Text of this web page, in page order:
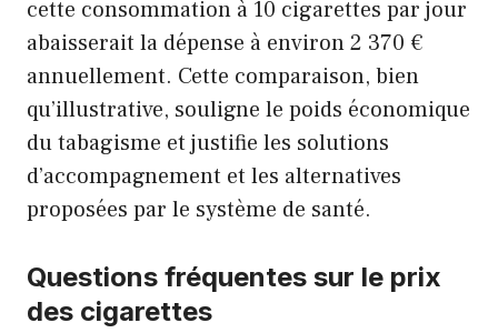
cette consommation à 10 cigarettes par jour
abaisserait la dépense à environ 2 370 €
annuellement. Cette comparaison, bien
qu’illustrative, souligne le poids économique
du tabagisme et justifie les solutions
d’accompagnement et les alternatives
proposées par le système de santé.
Questions fréquentes sur le prix
des cigarettes